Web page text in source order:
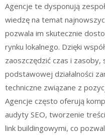
Agencje te dysponują
wiedzę na temat
pozwala im skutecznie
rynku lokalnego. Dzięki
zaoszczędzić czas i zasoby,
podstawowej działalności
techniczne związane z
Agencje często oferują
audyty SEO, tworzenie
link buildingowymi, co